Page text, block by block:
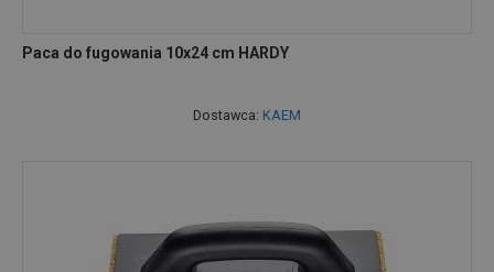
Paca do fugowania 10x24 cm HARDY
Dostawca: KAEM